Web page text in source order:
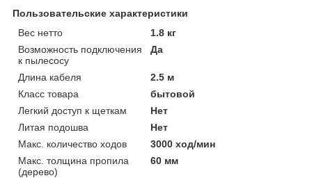
Пользовательские характеристики
Вес нетто
1.8 кг
Возможность подключения
к пылесосу
Да
Длина кабеля
2.5 м
Класс товара
бытовой
Легкий доступ к щеткам
Нет
Литая подошва
Нет
Макс. количество ходов
3000 ход/мин
Макс. толщина пропила
(дерево)
60 мм